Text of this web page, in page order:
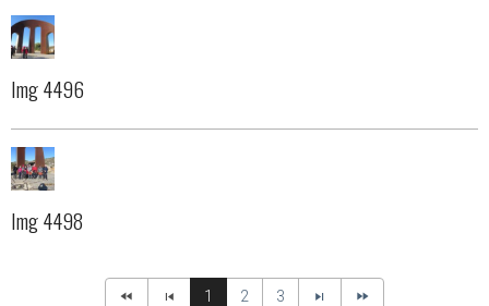
Img 4496
Img 4498
1 2 3